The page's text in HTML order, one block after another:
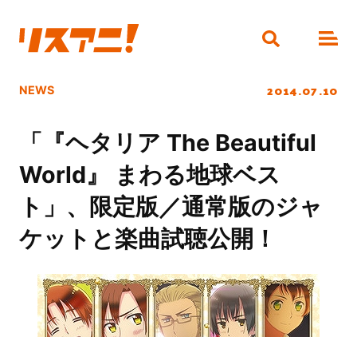
NEWS 2014.07.10
「『ヘタリア The Beautiful
World』 まわる地球ベス
ト」、限定版／通常版のジャ
ケットと楽曲試聴公開！